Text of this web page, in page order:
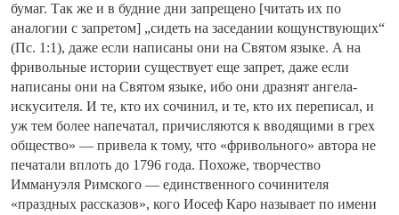
бумаг. Так же и в будние дни запрещено [читать их по
аналогии с запретом] „сидеть на заседании кощунствующих“
(Пс. 1:1), даже если написаны они на Святом языке. А на
фривольные истории существует еще запрет, даже если
написаны они на Святом языке, ибо они дразнят ангела-
искусителя. И те, кто их сочинил, и те, кто их переписал, и
уж тем более напечатал, причисляются к вводящими в грех
общество» — привела к тому, что «фривольного» автора не
печатали вплоть до 1796 года. Похоже, творчество
Иммануэля Римского — единственного сочинителя
«праздных рассказов», кого Иосеф Каро называет по имени